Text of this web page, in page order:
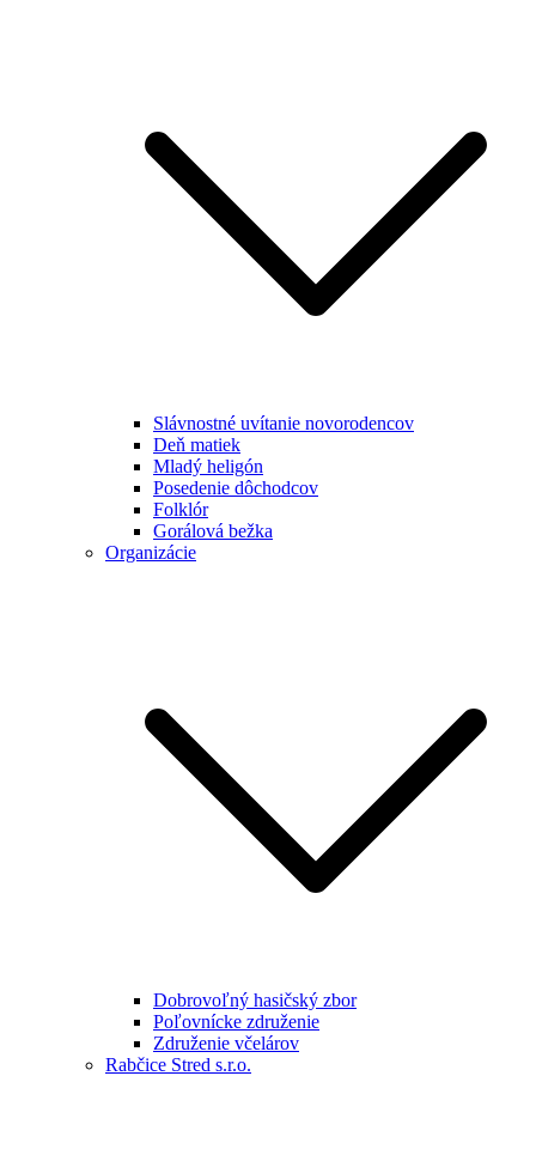
Slávnostné uvítanie novorodencov
Deň matiek
Mladý heligón
Posedenie dôchodcov
Folklór
Gorálová bežka
Organizácie
Dobrovoľný hasičský zbor
Poľovnícke združenie
Združenie včelárov
Rabčice Stred s.r.o.